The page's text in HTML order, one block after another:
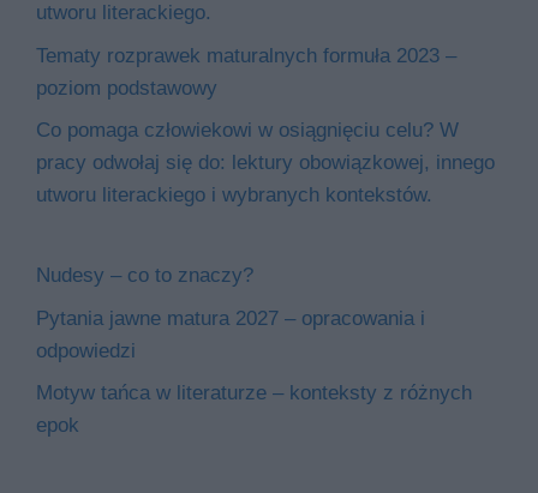
utworu literackiego.
Tematy rozprawek maturalnych formuła 2023 –
poziom podstawowy
Co pomaga człowiekowi w osiągnięciu celu? W
pracy odwołaj się do: lektury obowiązkowej, innego
utworu literackiego i wybranych kontekstów.
Nudesy – co to znaczy?
Pytania jawne matura 2027 – opracowania i
odpowiedzi
Motyw tańca w literaturze – konteksty z różnych
epok